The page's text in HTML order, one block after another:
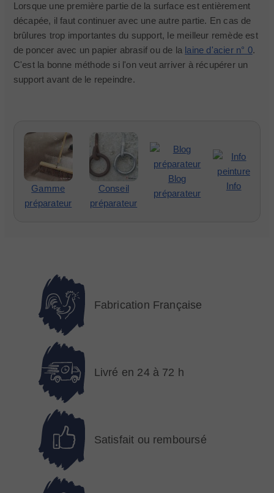
Lorsque une première partie de la surface est entièrement
décapée, il faut continuer avec une autre partie. En cas de
brûlures trop importantes du support, le meilleur remède est
de poncer avec un papier abrasif ou de la laine d'acier n° 0.
C'est la bonne méthode si l'on veut arriver à récupérer un
support avant de le repeindre.
Gamme
préparateur
Conseil
préparateur
Blog
préparateur
Info
Fabrication Française
Livré en 24 à 72 h
Satisfait ou remboursé